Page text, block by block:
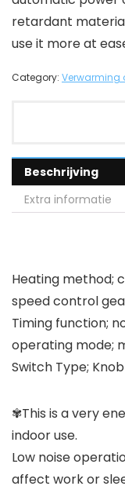
retardant
use it more at
Category: Verwarming
Beschrijving
Extra informatie
Heating method;
speed control
Timing function;
operating mode;
Switch Type;
✾This is a very
indoor use.
Low noise
affect work or